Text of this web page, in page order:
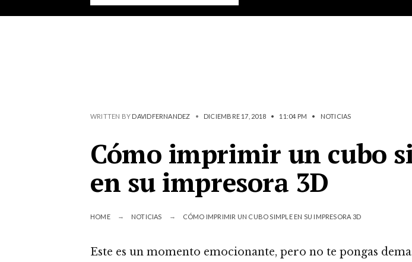
WRITTEN BY DAVIDFERNANDEZ • DICIEMBRE 17, 2018 • 11:04 PM • NOTICIAS
Cómo imprimir un cubo
en su impresora 3D
HOME NOTICIAS CÓMO IMPRIMIR UN CUBO SIMPLE EN SU IMPRESORA 3D
Este es un momento emocionante, pero no te pongas